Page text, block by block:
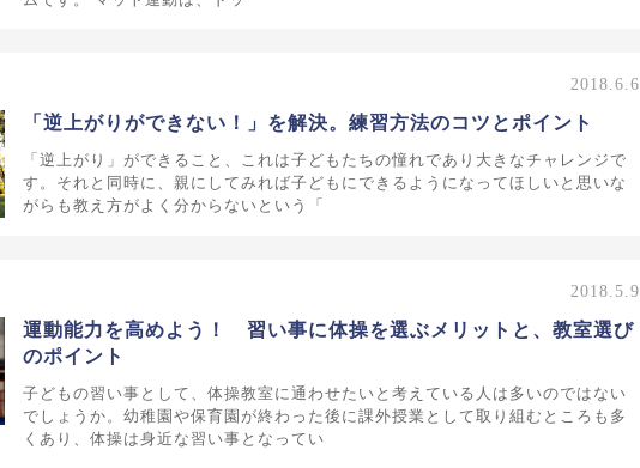
2018.6.6
「逆上がりができない！」を解決。練習方法のコツとポイント
「逆上がり」ができること、これは子どもたちの憧れであり大きなチャレンジで
す。それと同時に、親にしてみれば子どもにできるようになってほしいと思いな
がらも教え方がよく分からないという「
2018.5.9
運動能力を高めよう！ 習い事に体操を選ぶメリットと、教室選び
のポイント
子どもの習い事として、体操教室に通わせたいと考えている人は多いのではない
でしょうか。幼稚園や保育園が終わった後に課外授業として取り組むところも多
くあり、体操は身近な習い事となってい